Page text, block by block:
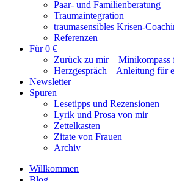
Paar- und Familienberatung
Traumaintegration
traumasensibles Krisen-
Referenzen
Für 0 €
Zurück zu mir – Minikompass
Herzgespräch – Anleitung für
Newsletter
Spuren
Lesetipps und Rezensionen
Lyrik und Prosa von mir
Zettelkasten
Zitate von Frauen
Archiv
Willkommen